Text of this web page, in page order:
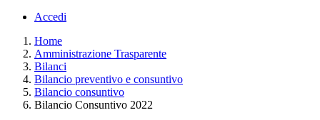
Accedi
Home
Amministrazione Trasparente
Bilanci
Bilancio preventivo e consuntivo
Bilancio consuntivo
Bilancio Consuntivo 2022